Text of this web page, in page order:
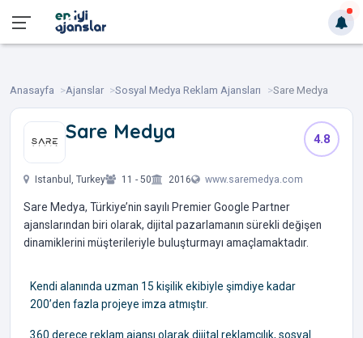
Anasayfa Ajanslar Sosyal Medya Reklam Ajansları Sare Medya
Sare Medya 4.8
Istanbul, Turkey 11 - 50 2016 www.saremedya.com
Sare Medya, Türkiye’nin sayılı Premier Google Partner
ajanslarından biri olarak, dijital pazarlamanın sürekli değişen
dinamiklerini müşterileriyle buluşturmayı amaçlamaktadır.
Kendi alanında uzman 15 kişilik ekibiyle şimdiye kadar
200’den fazla projeye imza atmıştır.
360 derece reklam ajansı olarak dijital reklamcılık, sosyal